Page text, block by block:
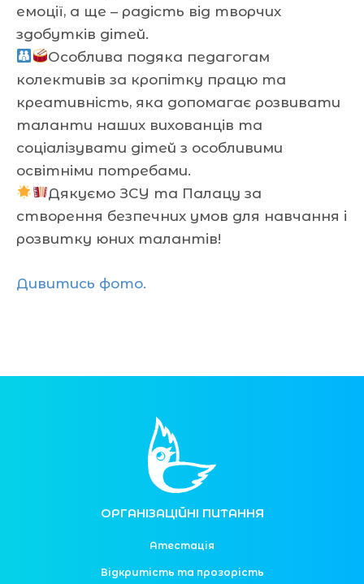
емоції, а ще – радість від творчих
здобутків дітей.
Особлива подяка педагогам
колективів за кропітку працю та
креативність, яка допомагає розвивати
таланти наших вихованців та
соціалізувати дітей з особливими
освітніми потребами.
Дякуємо ЗСУ та Палацу за
створення безпечних умов для навчання і
розвитку юних талантів!
Дивитись фото.
ОРГАНІЗАЦІЙНІ ПИТАННЯ
Атестація
Відкритість та прозорість